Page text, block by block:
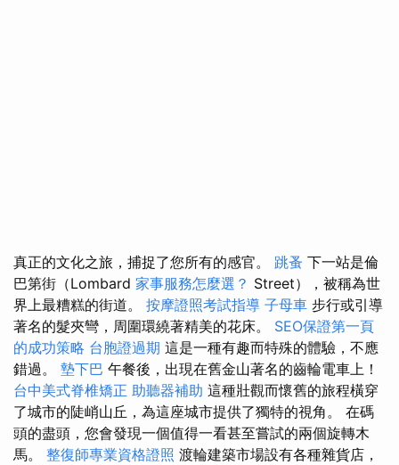
真正的文化之旅，捕捉了您所有的感官。 跳蚤 下一站是倫
巴第街（Lombard 家事服務怎麼選？ Street），被稱為世
界上最糟糕的街道。 按摩證照考試指導 子母車 步行或引導
著名的髮夾彎，周圍環繞著精美的花床。 SEO保證第一頁
的成功策略 台胞證過期 這是一種有趣而特殊的體驗，不應
錯過。 墊下巴 午餐後，出現在舊金山著名的齒輪電車上！
台中美式脊椎矯正 助聽器補助 這種壯觀而懷舊的旅程橫穿
了城市的陡峭山丘，為這座城市提供了獨特的視角。 在碼
頭的盡頭，您會發現一個值得一看甚至嘗試的兩個旋轉木
馬。 整復師專業資格證照 渡輪建築市場設有各種雜貨店，